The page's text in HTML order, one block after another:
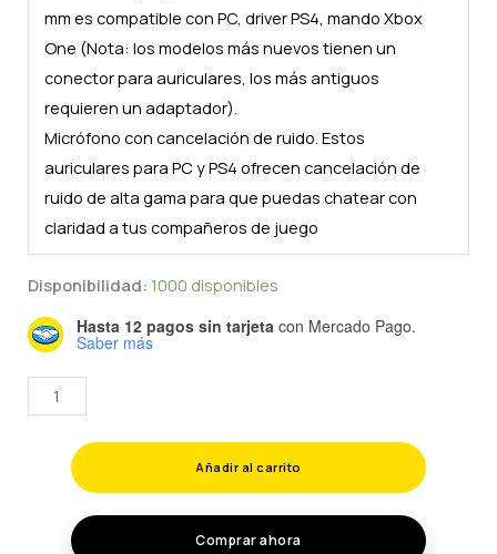
mm es compatible con PC, driver PS4, mando Xbox
One (Nota: los modelos más nuevos tienen un
conector para auriculares, los más antiguos
requieren un adaptador).
Micrófono con cancelación de ruido. Estos
auriculares para PC y PS4 ofrecen cancelación de
ruido de alta gama para que puedas chatear con
claridad a tus compañeros de juego
Disponibilidad: 1000 disponibles
Hasta 12 pagos sin tarjeta con Mercado Pago.
Saber más
AUDIFONOS
DIADEMA
GAMER
ALÁMBRICO
Añadir al carrito
Comprar ahora